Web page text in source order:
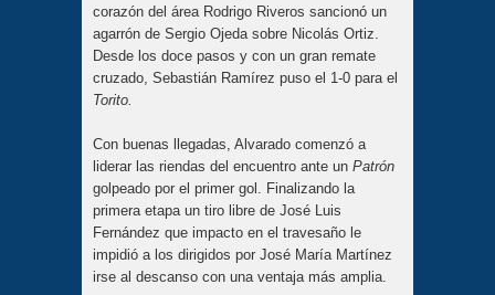
corazón del área Rodrigo Riveros sancionó un
agarrón de Sergio Ojeda sobre Nicolás Ortiz.
Desde los doce pasos y con un gran remate
cruzado, Sebastián Ramírez puso el 1-0 para el
Torito.
Con buenas llegadas, Alvarado comenzó a
liderar las riendas del encuentro ante un Patrón
golpeado por el primer gol. Finalizando la
primera etapa un tiro libre de José Luis
Fernández que impacto en el travesaño le
impidió a los dirigidos por José María Martínez
irse al descanso con una ventaja más amplia.